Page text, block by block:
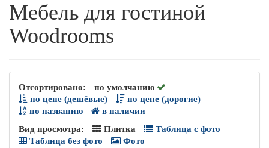
Мебель для гостиной
Woodrooms
Отсортировано:
по умолчанию
по цене (дешёвые)
по цене (дорогие)
по названию
в наличии
Вид просмотра:
Плитка
Таблица с фото
Таблица без фото
Фото